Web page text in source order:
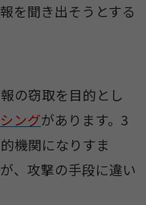
を聞き出そうとする
の窃取を目的とし
ングがあります。3
機関になりすま
、攻撃の手段に違い